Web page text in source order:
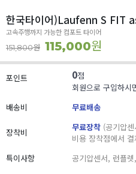
한국타이어)Laufenn S FIT
고속주행까지 가능한 컴포트 타이어
151,800원 115,000원
포인트 0점
회원으로 구입하시
배송비
무료배송
장착비 무료장착 (공기압
비용 장착점에서
특이사항
공기압센서, 런플